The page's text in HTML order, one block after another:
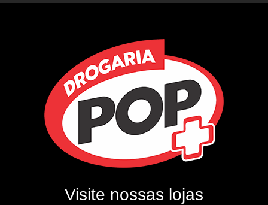
Visite nossas lojas